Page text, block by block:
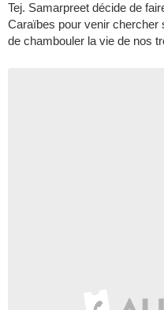
Tej. Samarpreet décide de
Caraïbes pour venir
de chambouler la vie de nos